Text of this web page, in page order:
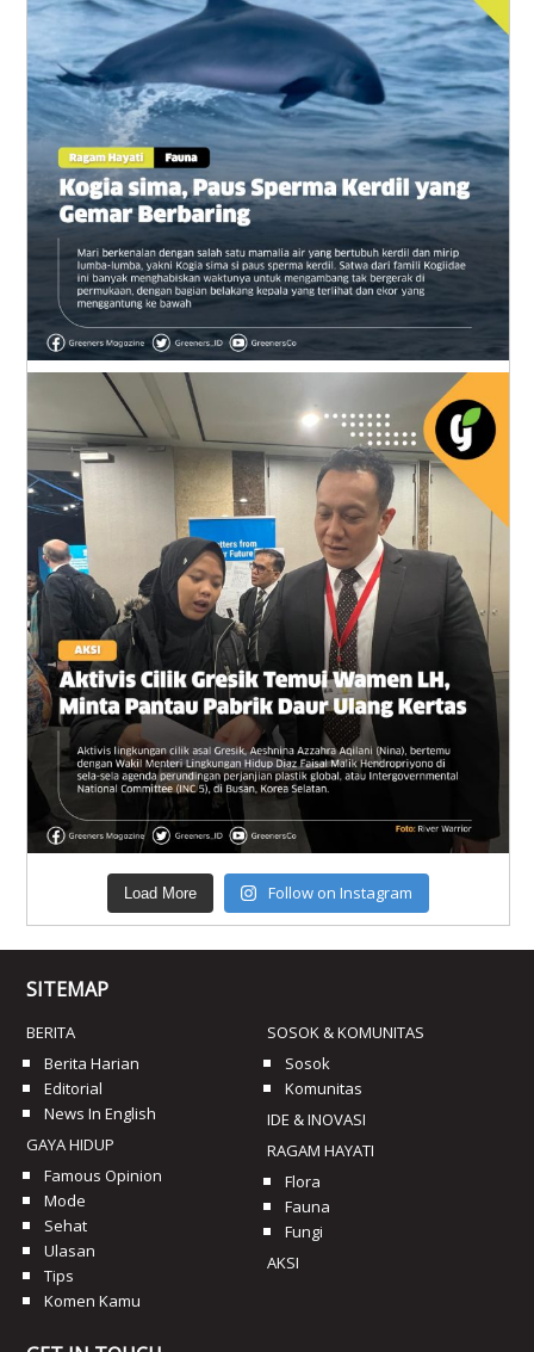
Load More Follow on Instagram
SITEMAP
BERITA
Berita Harian
Editorial
News In English
GAYA HIDUP
Famous Opinion
Mode
Sehat
Ulasan
Tips
Komen Kamu
SOSOK & KOMUNITAS
Sosok
Komunitas
IDE & INOVASI
RAGAM HAYATI
Flora
Fauna
Fungi
AKSI